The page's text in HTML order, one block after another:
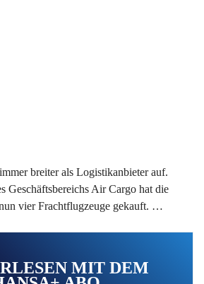
breiter als Logistikanbieter auf.
Geschäftsbereichs Air Cargo hat die
vier Frachtflugzeuge gekauft. …
MIT DEM